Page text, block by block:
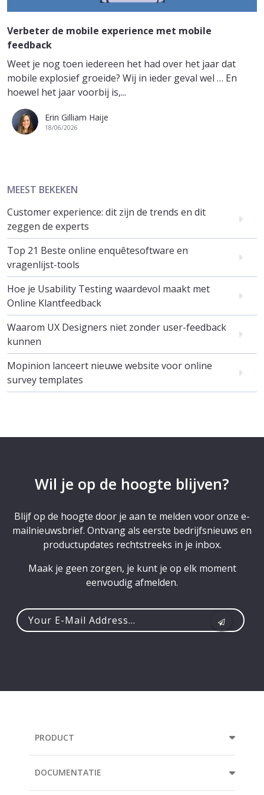
Verbeter de mobile experience met mobile
feedback
Weet je nog toen iedereen het had over het jaar dat
mobile explosief groeide? Wij in ieder geval wel … En
hoewel het jaar voorbij is,...
Erin Gilliam Haije
18/06/2026
MEEST BEKEKEN
Customer experience: dit zijn de trends en dit
zeggen de experts
Top 21 Beste online enquêtesoftware en
vragenlijst-tools
Hoe je Usability Testing waardevol maakt met
Online Klantfeedback
Waarom UX Designers niet zonder user-feedback
kunnen
Mopinion lanceert nieuwe website voor online
survey templates
Wil je op de hoogte blijven?
Blijf op de hoogte door je aan te melden voor onze e-
mailnieuwsbrief. Ontvang als eerste bedrijfsnieuws en
productupdates rechtstreeks in je inbox.
Maak je geen zorgen, je kunt je op elk moment
eenvoudig afmelden.
PRODUCT
DOCUMENTATIE